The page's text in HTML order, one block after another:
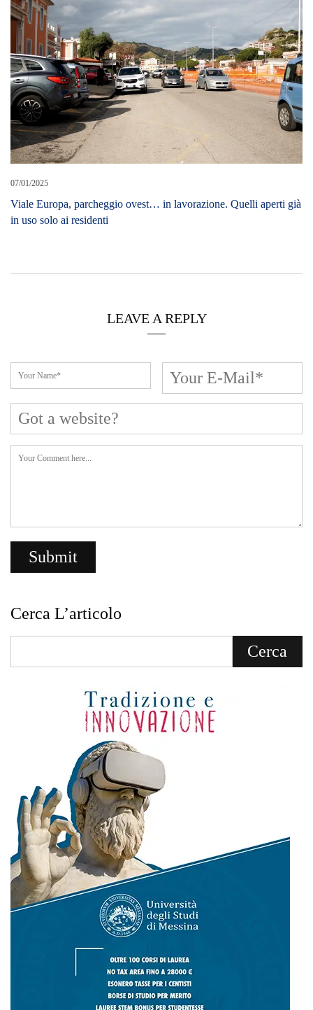
07/01/2025
Viale Europa, parcheggio ovest… in lavorazione. Quelli aperti già
in uso solo ai residenti
LEAVE A REPLY
Cerca L’articolo